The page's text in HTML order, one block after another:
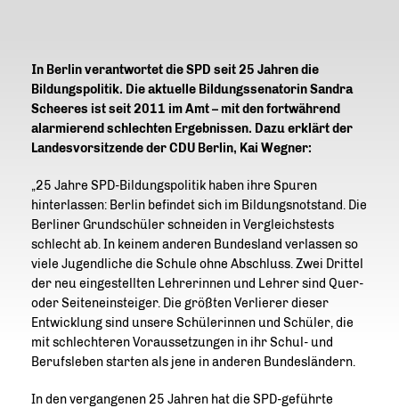
In Berlin verantwortet die SPD seit 25 Jahren die
Bildungspolitik. Die aktuelle Bildungssenatorin Sandra
Scheeres ist seit 2011 im Amt – mit den fortwährend
alarmierend schlechten Ergebnissen. Dazu erklärt der
Landesvorsitzende der CDU Berlin, Kai Wegner:
25 Jahre SPD-Bildungspolitik haben ihre Spuren
hinterlassen: Berlin befindet sich im Bildungsnotstand. Die
Berliner Grundschüler schneiden in Vergleichstests
schlecht ab. In keinem anderen Bundesland verlassen so
viele Jugendliche die Schule ohne Abschluss. Zwei Drittel
der neu eingestellten Lehrerinnen und Lehrer sind Quer-
oder Seiteneinsteiger. Die größten Verlierer dieser
Entwicklung sind unsere Schülerinnen und Schüler, die
mit schlechteren Voraussetzungen in ihr Schul- und
Berufsleben starten als jene in anderen Bundesländern.
In den vergangenen 25 Jahren hat die SPD-geführte